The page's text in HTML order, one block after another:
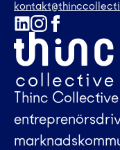
Thinc